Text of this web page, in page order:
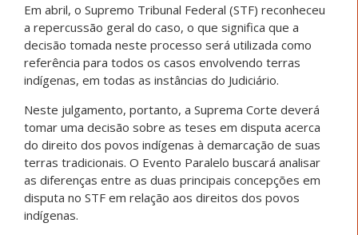
Em abril, o Supremo Tribunal Federal (STF) reconheceu
a repercussão geral do caso, o que significa que a
decisão tomada neste processo será utilizada como
referência para todos os casos envolvendo terras
indígenas, em todas as instâncias do Judiciário.
Neste julgamento, portanto, a Suprema Corte deverá
tomar uma decisão sobre as teses em disputa acerca
do direito dos povos indígenas à demarcação de suas
terras tradicionais. O Evento Paralelo buscará analisar
as diferenças entre as duas principais concepções em
disputa no STF em relação aos direitos dos povos
indígenas.